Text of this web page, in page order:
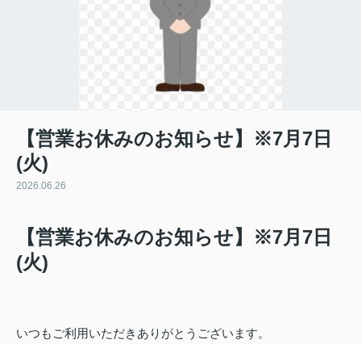
【営業お休みのお知らせ】※7月7日
(火)
2026.06.26
【営業お休みのお知らせ】※7月7日
(火)
いつもご利用いただきありがとうございます。